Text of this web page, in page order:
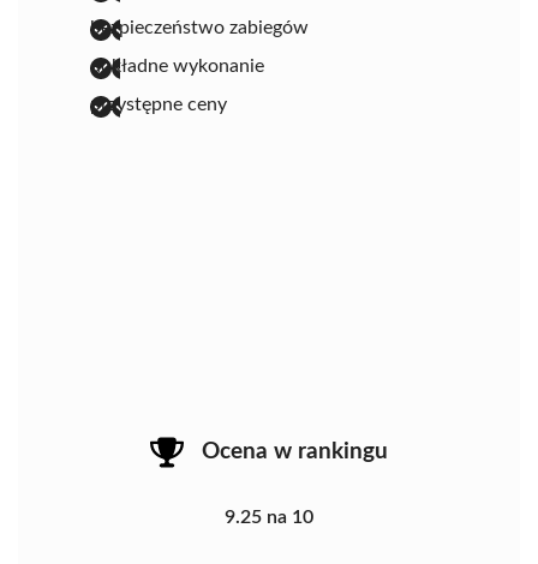
bezpieczeństwo zabiegów
dokładne wykonanie
przystępne ceny
Ocena w rankingu
9.25 na 10